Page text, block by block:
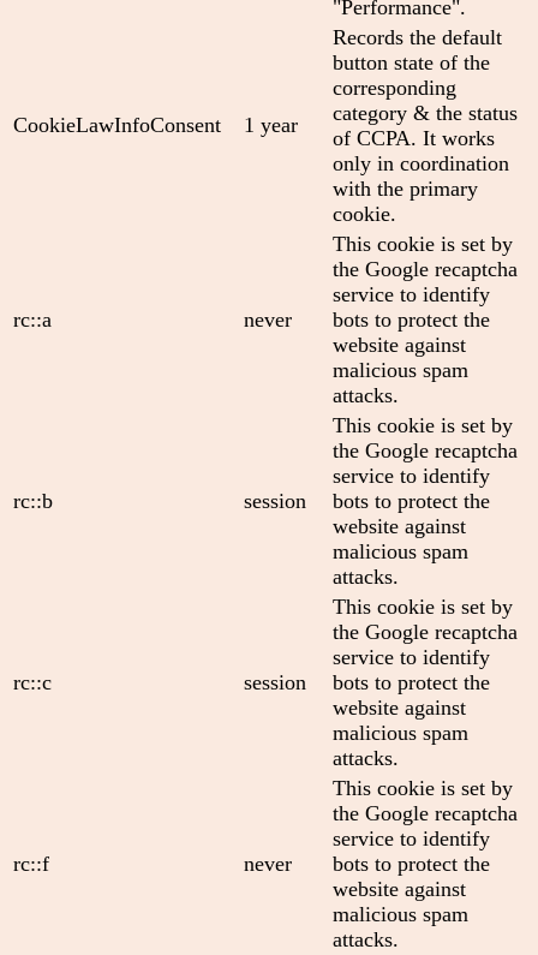
"Performance".
CookieLawInfoConsent 1 year
Records the default
button state of the
corresponding
category & the status
of CCPA. It works
only in coordination
with the primary
cookie.
rc::a never
This cookie is set by
the Google recaptcha
service to identify
bots to protect the
website against
malicious spam
attacks.
rc::b session
This cookie is set by
the Google recaptcha
service to identify
bots to protect the
website against
malicious spam
attacks.
rc::c session
This cookie is set by
the Google recaptcha
service to identify
bots to protect the
website against
malicious spam
attacks.
rc::f never
This cookie is set by
the Google recaptcha
service to identify
bots to protect the
website against
malicious spam
attacks.